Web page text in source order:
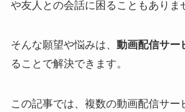
や友人との会話に困ることもありま
そんな願望や悩みは、 動画配信サー
ることで解決できます。
この記事では、複数の動画配信サー